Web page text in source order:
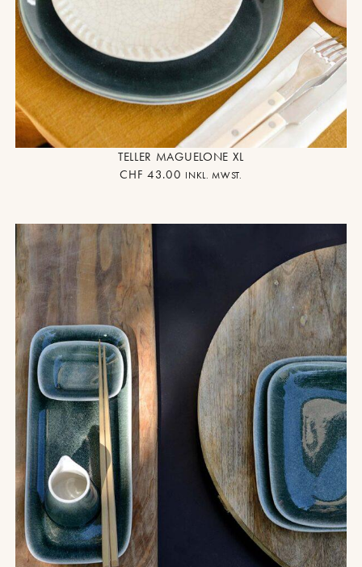
TELLER MAGUELONE XL
CHF 43.00 INKL. MWST.